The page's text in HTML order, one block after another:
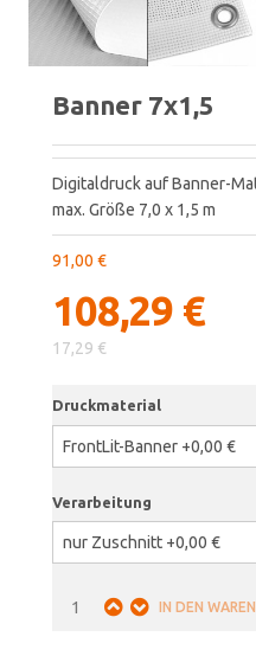
Banner 7x1,5
Digitaldruck auf Banner-
max. Größe 7,0 x 1,5 m
91,00 €
108,29 €
17,29 €
Druckmaterial
Verarbeitung